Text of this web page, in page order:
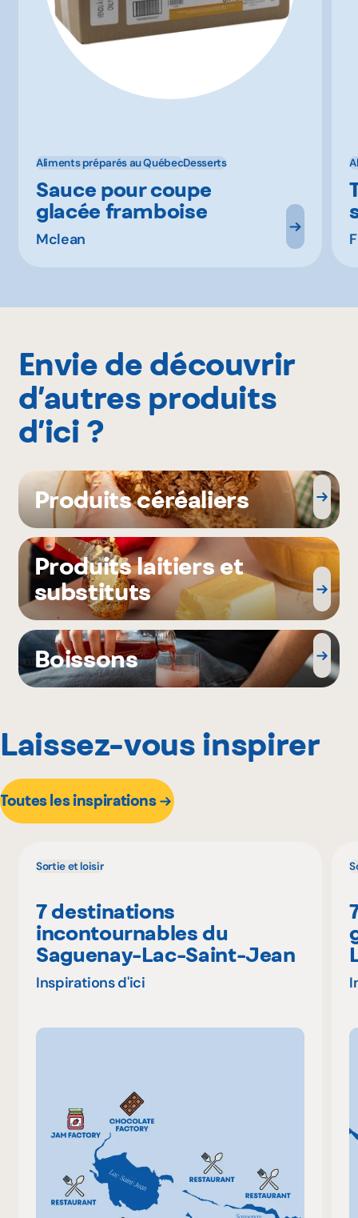
Aliments préparés au QuébecDesserts
Sauce pour coupe
glacée framboise
Mclean
Envie de découvrir
d’autres produits
d’ici ?
Produits céréaliers
Produits laitiers et
substituts
Boissons
Laissez-vous inspirer
Toutes les inspirations
Sortie et loisir
7 destinations
incontournables du
Saguenay-Lac-Saint-Jean
Inspirations d'ici